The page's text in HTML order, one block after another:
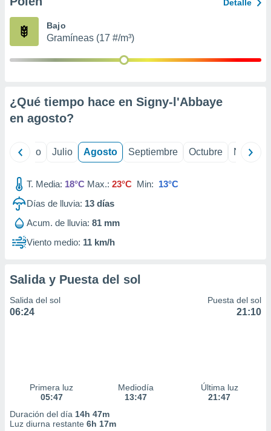
publicidad
1199
Detalle
Bajo
Gramíneas (17 #/m³)
¿Qué tiempo hace en Signy-l'Abbaye
en agosto?
Junio Julio Agosto Septiembre Octubre
T. Media: 18°C Max.: 23°C Min: 13°C
Días de lluvia: 13 días
Acum. de lluvia: 81 mm
Viento medio: 11 km/h
Salida y Puesta del sol
Salida del sol
06:24
Puesta del sol
21:10
Primera luz
05:47
Mediodía
13:47
Última luz
21:47
Duración del día 14h 47m
Luz diurna restante 6h 17m